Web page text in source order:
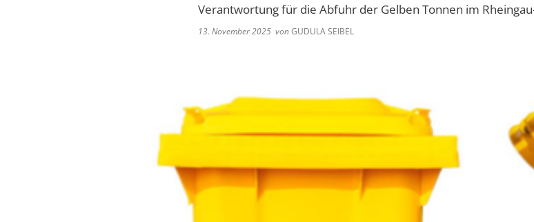
Verantwortung für die Abfuhr der Gelben Tonnen im
13. November 2025 vonGUDULA SEIBEL